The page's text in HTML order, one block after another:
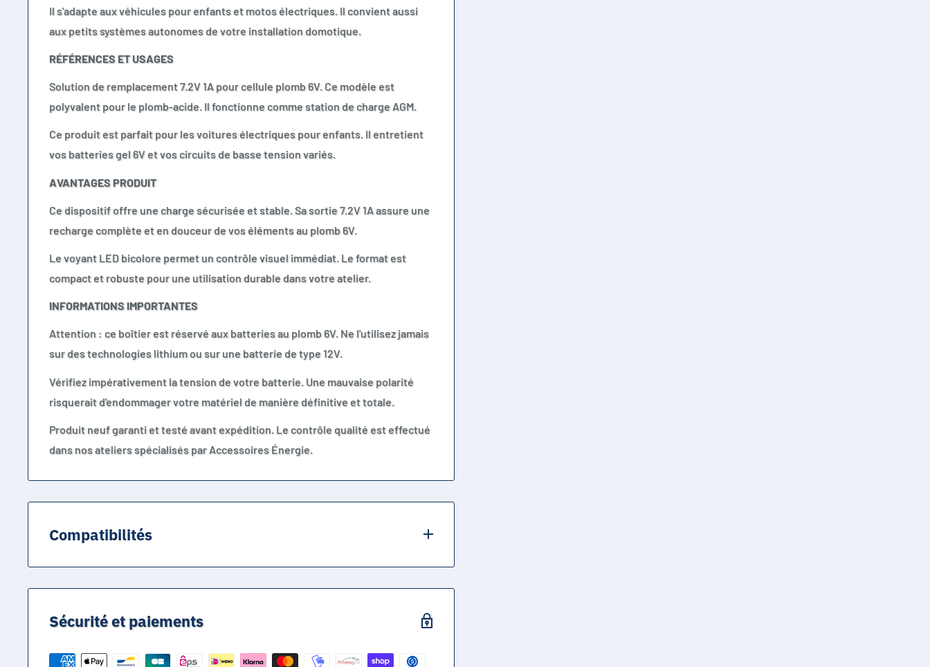
Il s'adapte aux véhicules pour enfants et motos électriques. Il convient aussi
aux petits systèmes autonomes de votre installation domotique.
RÉFÉRENCES ET USAGES
Solution de remplacement 7.2V 1A pour cellule plomb 6V. Ce modèle est
polyvalent pour le plomb-acide. Il fonctionne comme station de charge AGM.
Ce produit est parfait pour les voitures électriques pour enfants. Il entretient
vos batteries gel 6V et vos circuits de basse tension variés.
AVANTAGES PRODUIT
Ce dispositif offre une charge sécurisée et stable. Sa sortie 7.2V 1A assure une
recharge complète et en douceur de vos éléments au plomb 6V.
Le voyant LED bicolore permet un contrôle visuel immédiat. Le format est
compact et robuste pour une utilisation durable dans votre atelier.
INFORMATIONS IMPORTANTES
Attention : ce boîtier est réservé aux batteries au plomb 6V. Ne l'utilisez jamais
sur des technologies lithium ou sur une batterie de type 12V.
Vérifiez impérativement la tension de votre batterie. Une mauvaise polarité
risquerait d'endommager votre matériel de manière définitive et totale.
Produit neuf garanti et testé avant expédition. Le contrôle qualité est effectué
dans nos ateliers spécialisés par Accessoires Énergie.
Compatibilités
Compatible avec les batteries au plomb 6V de 0.5Ah à 10Ah environ,
technologie plomb-acide, AGM, gel ou sans entretien, avec connecteur jack 5.5
x 2.1 mm ou pinces crocodiles selon branchement. Non compatible avec
batteries lithium, NiMH, NiCd ou batteries 12V.
Sécurité et paiements